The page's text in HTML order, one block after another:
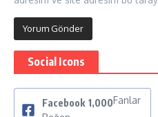
Social Icons
Facebook 1,000Fanlar